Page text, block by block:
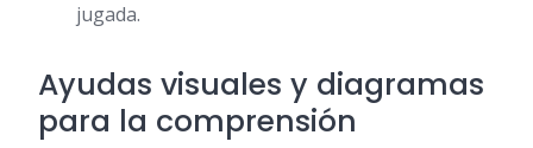
jugada.
Ayudas visuales y diagramas
para la comprensión